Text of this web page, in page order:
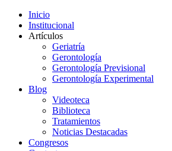
Inicio
Institucional
Artículos
Geriatría
Gerontología
Gerontología Previsional
Gerontología Experimental
Blog
Videoteca
Biblioteca
Tratamientos
Noticias Destacadas
Congresos